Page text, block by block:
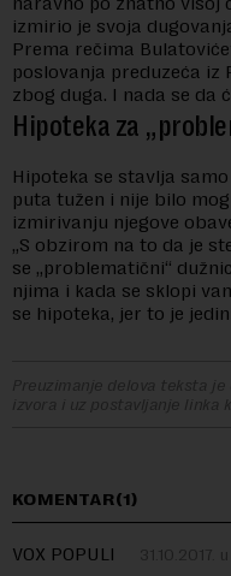
izmirio je svoja
Prema rečima
poslovanja preduzeća iz
zbog duga. I nada se da
Hipoteka za
Hipoteka se stavlja
puta tužen i nije bilo
izmirivanju njegove
„S obzirom na to da je
se „problematični“
njima i kada se sklopi
se hipoteka, jer to je
Preuzimanje delova teksta je
izvora i uz postavljanje linka
KOMENTAR(1)
VOX POPULI 31.10.2017.